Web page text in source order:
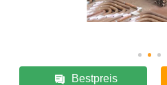
Bestpreis